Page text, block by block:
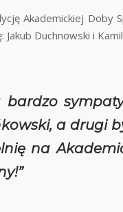
Akademickiej
Jakub Duchnowski i
bardzo
a drugi
na